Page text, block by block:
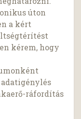
úton
a kért
kérem, hogy
ráfordítás